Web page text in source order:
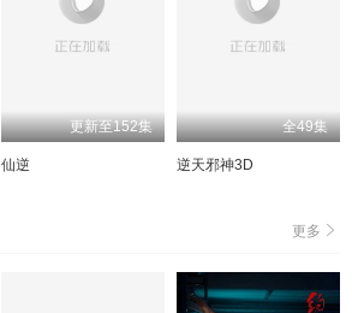
更新至152集
仙逆
全49集
逆天邪神3D
更多